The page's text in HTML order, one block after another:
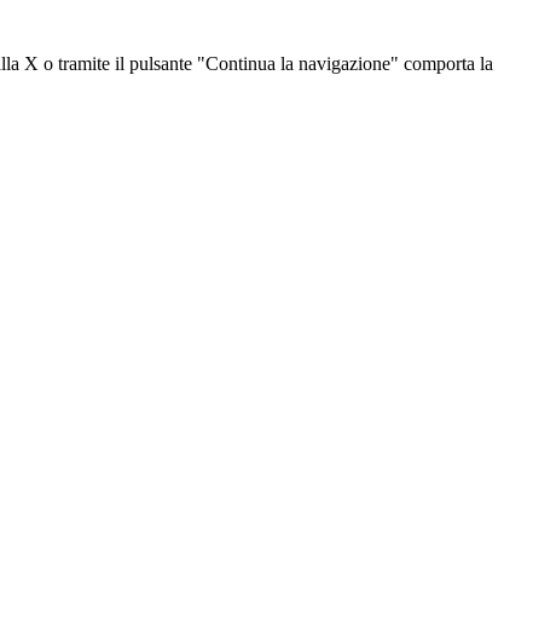
X o tramite il pulsante "Continua la navigazione" comporta la